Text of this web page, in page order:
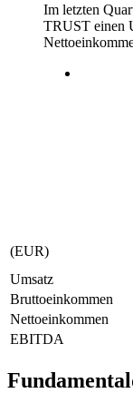
Im letzten
TRUST einen
(EUR)
Umsatz
Bruttoeinkommen
Nettoeinkommen
EBITDA